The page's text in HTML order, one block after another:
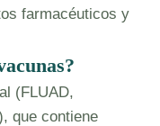
farmacéuticos y
(FLUAD,
que contiene